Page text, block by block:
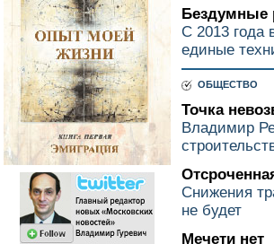
Бездумные
С 2013 года
единые
ОБЩЕСТВО
Точка
Владимир
Снижения
не будет
Мечети нет